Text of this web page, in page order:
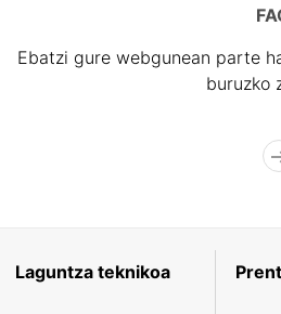
Ebatzi gure webgunean parte
buruzko
Laguntza teknikoa